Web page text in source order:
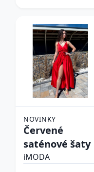
NOVINKY
Červené
saténové šaty
iMODA